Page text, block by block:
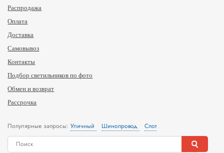
Распродажа
Оплата
Доставка
Самовывоз
Контакты
Подбор светильников по фото
Обмен и возврат
Рассрочка
Популярные запросы:Уличный Шинопровод Спот